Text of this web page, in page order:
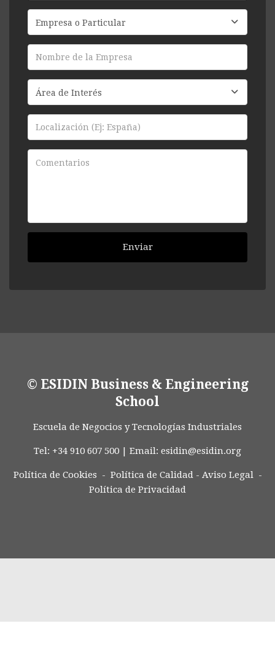
Enviar
© ESIDIN Business & Engineering
School
Escuela de Negocios y Tecnologías Industriales
Tel: +34 910 607 500 | Email: esidin@esidin.org
Política de Cookies - Política de Calidad - Aviso Legal -
Política de Privacidad